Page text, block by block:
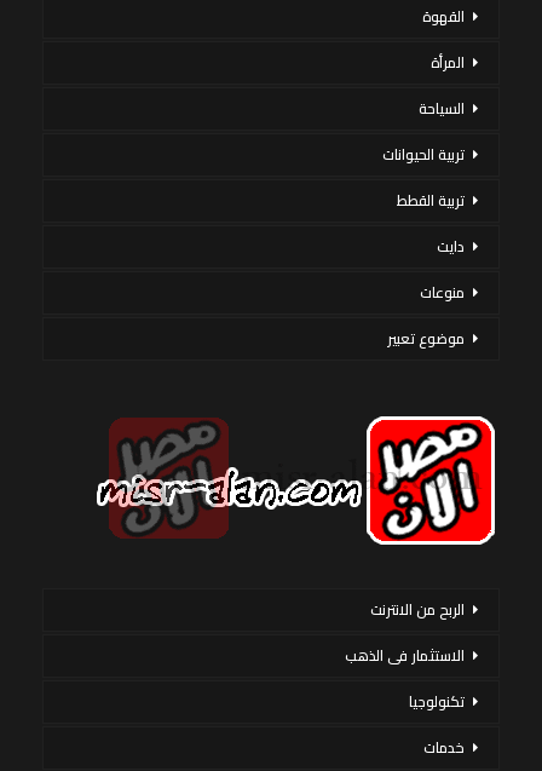
القهوة
المرأة
السياحة
تربية الحيوانات
تربية القطط
دايت
منوعات
موضوع تعبير
الربح من الانترنت
الاستثمار فى الذهب
تكنولوجيا
خدمات